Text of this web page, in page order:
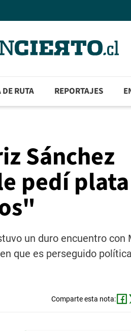
RUTA REPORTAJES
Sánchez
pedí
un duro encuentro con
que es perseguido
Comparte esta nota: